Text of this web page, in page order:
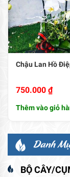
Chậu Lan Hồ
750.000 ₫
Thêm vào giỏ
Danh
BỘ CÂY/